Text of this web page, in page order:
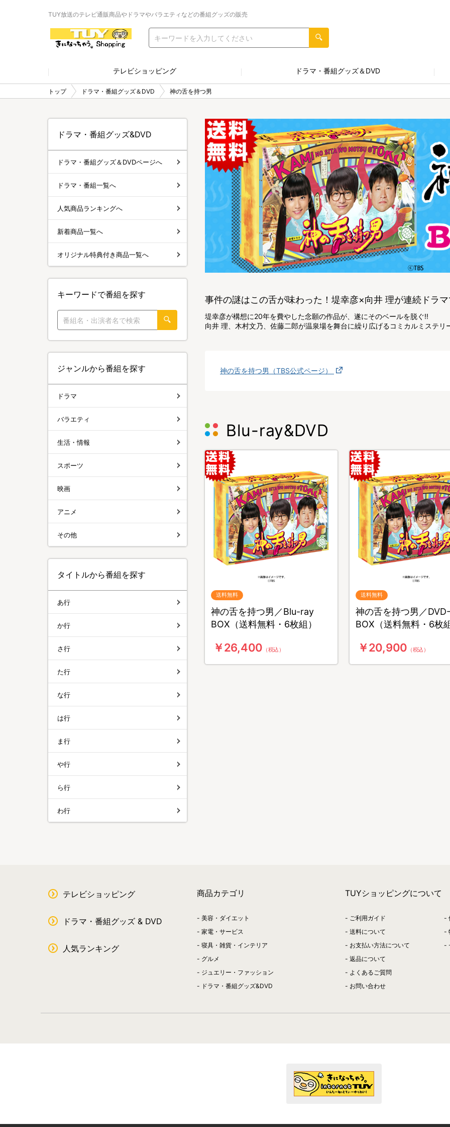
TUY放送のテレビ通販商品やドラマやバラエティなどの番組グッズの販売
テレビショッピング ドラマ・番組グッズ＆DVD
トップ ドラマ・番組グッズ＆DVD 神の舌を持つ男
事件の謎はこの舌が味わった！堤幸彦×向井 理が連続ドラ
堤幸彦が構想に20年を費やした念願の作品が、遂にそのベールを脱ぐ!!
向井 理、木村文乃、佐藤二郎が温泉場を舞台に繰り広げるコミカルミステリ
神の舌を持つ男（TBS公式ページ）
Blu-ray&DVD
送料無料
神の舌を持つ男／Blu-ray
BOX（送料無料・6枚組）
￥26,400 （税込）
送料無料
神の舌を持つ男／DVD-
BOX（送料無料・6枚
￥20,900 （税込）
ドラマ・番組グッズ&DVD
ドラマ・番組グッズ＆DVDページへ
ドラマ・番組一覧へ
人気商品ランキングへ
新着商品一覧へ
オリジナル特典付き商品一覧へ
キーワードで番組を探す
ジャンルから番組を探す
ドラマ
バラエティ
生活・情報
スポーツ
映画
アニメ
その他
タイトルから番組を探す
あ行
か行
さ行
た行
な行
は行
ま行
や行
ら行
わ行
テレビショッピング
ドラマ・番組グッズ & DVD
人気ランキング
商品カテゴリ
美容・ダイエット
家電・サービス
寝具・雑貨・インテリア
グルメ
ジュエリー・ファッション
ドラマ・番組グッズ&DVD
TUYショッピングについて
ご利用ガイド
送料について
お支払い方法について
返品について
よくあるご質問
お問い合わせ